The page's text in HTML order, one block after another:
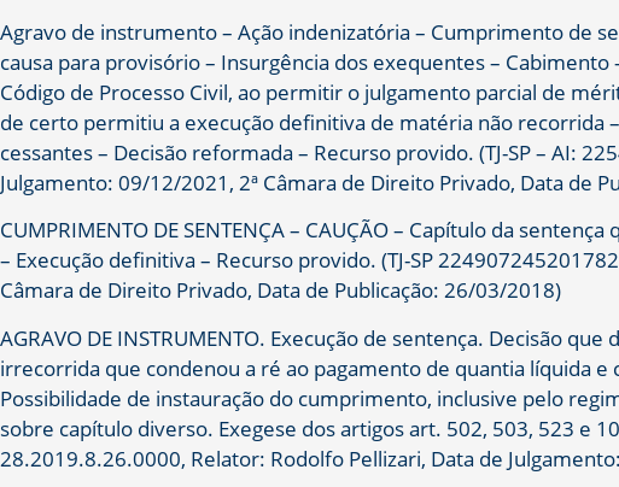
Agravo de instrumento – Ação indenizatória – Cumprimento de
causa para provisório – Insurgência dos exequentes –
Código de Processo Civil, ao permitir o julgamento parcial de
de certo permitiu a execução definitiva de matéria não recorrida
cessantes – Decisão reformada – Recurso provido. (TJ-SP – AI:
Julgamento: 09/12/2021, 2ª Câmara de Direito Privado, Data de
CUMPRIMENTO DE SENTENÇA – CAUÇÃO – Capítulo da
– Execução definitiva – Recurso provido. (TJ-SP
Câmara de Direito Privado, Data de Publicação: 26/03/2018)
AGRAVO DE INSTRUMENTO. Execução de sentença. Decisão
irrecorrida que condenou a ré ao pagamento de quantia líquida
Possibilidade de instauração do cumprimento, inclusive pelo
sobre capítulo diverso. Exegese dos artigos art. 502, 503, 523 e
28.2019.8.26.0000, Relator: Rodolfo Pellizari, Data de